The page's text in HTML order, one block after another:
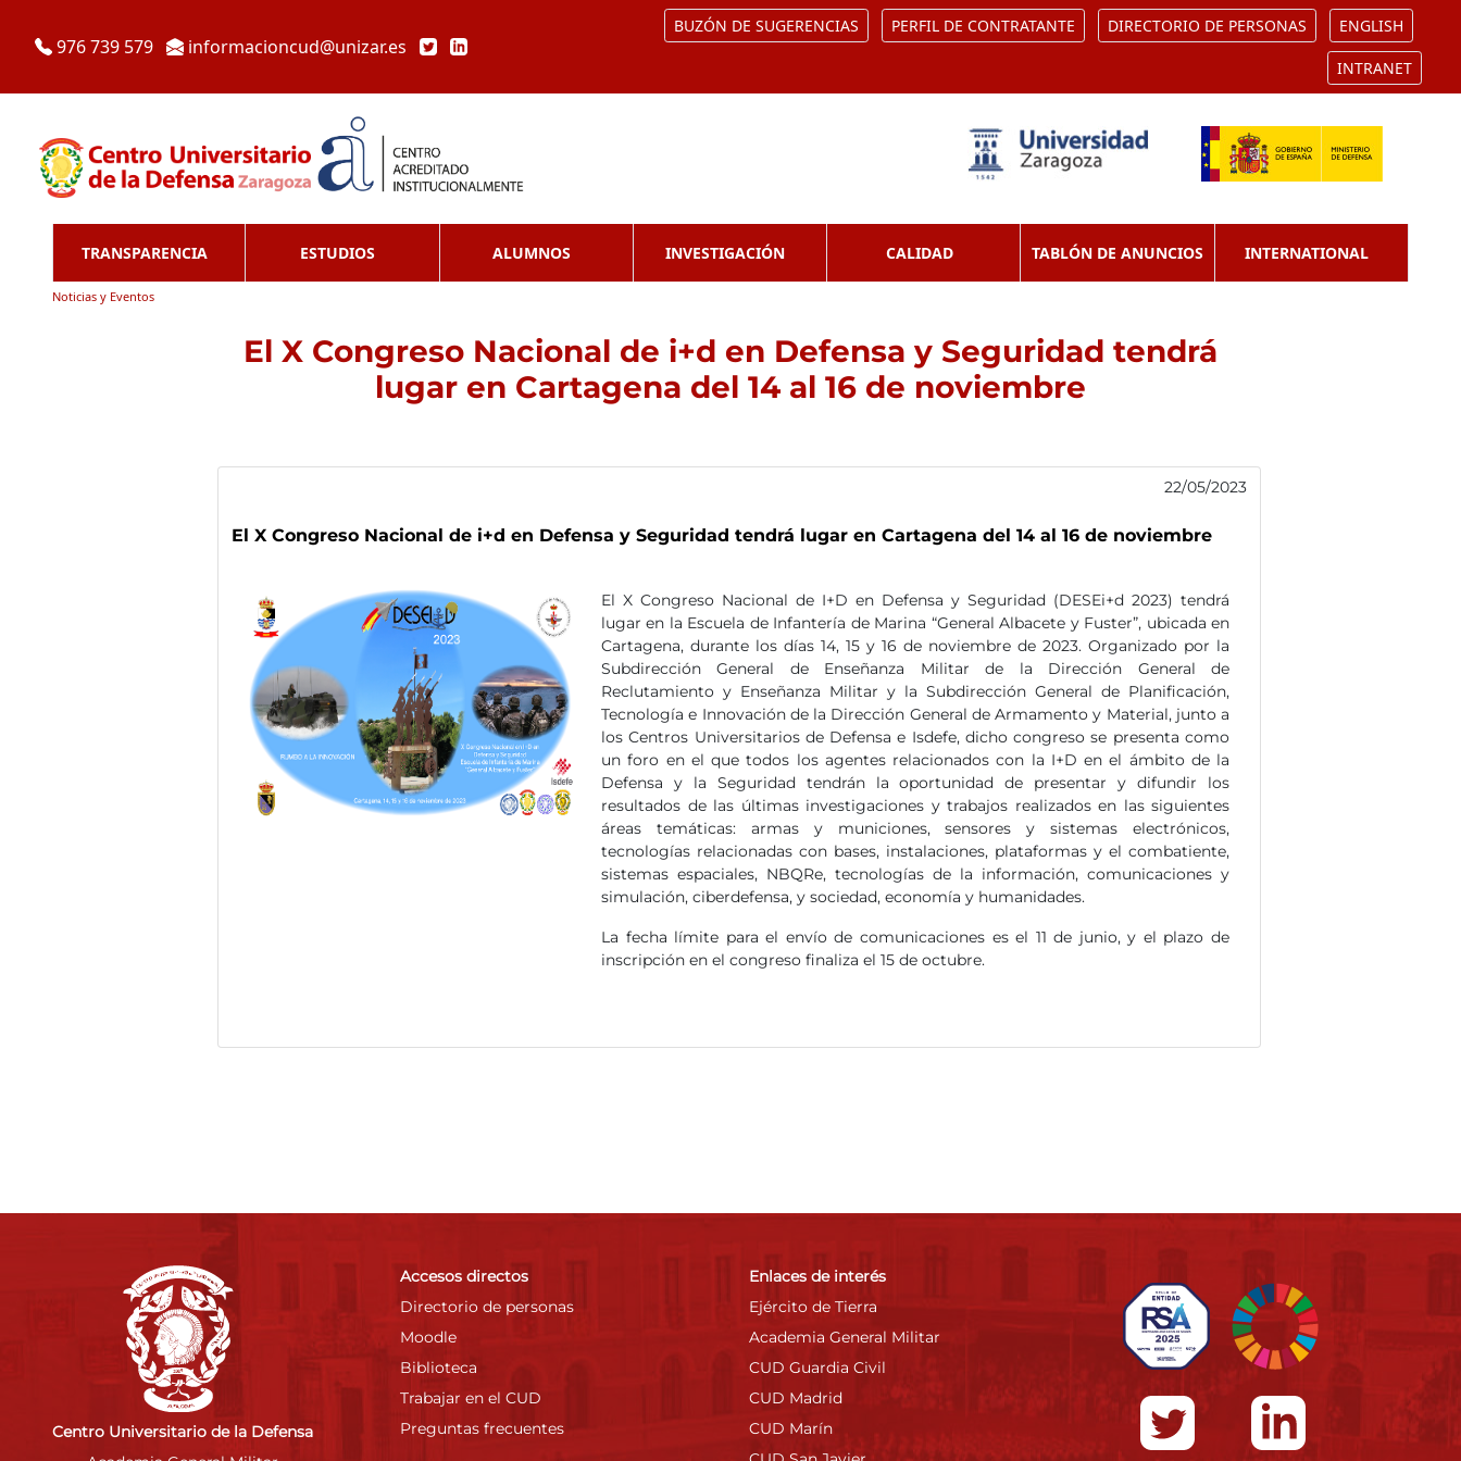
976 739 579 informacioncud@unizar.es
BUZÓN DE SUGERENCIAS PERFIL DE CONTRATANTE DIRECTORIO DE PERSONAS ENGLISH
INTRANET
TRANSPARENCIA ESTUDIOS ALUMNOS INVESTIGACIÓN CALIDAD TABLÓN DE ANUNCIOS INTERNATIONAL
Noticias y Eventos
El X Congreso Nacional de i+d en Defensa y Seguridad tendrá
lugar en Cartagena del 14 al 16 de noviembre
22/05/2023
El X Congreso Nacional de i+d en Defensa y Seguridad tendrá lugar en Cartagena del 14 al 16 de noviembre
El X Congreso Nacional de I+D en Defensa y Seguridad (DESEi+d 2023) tendrá
lugar en la Escuela de Infantería de Marina “General Albacete y Fuster”, ubicada en
Cartagena, durante los días 14, 15 y 16 de noviembre de 2023. Organizado por la
Subdirección General de Enseñanza Militar de la Dirección General de
Reclutamiento y Enseñanza Militar y la Subdirección General de Planificación,
Tecnología e Innovación de la Dirección General de Armamento y Material, junto a
los Centros Universitarios de Defensa e Isdefe, dicho congreso se presenta como
un foro en el que todos los agentes relacionados con la I+D en el ámbito de la
Defensa y la Seguridad tendrán la oportunidad de presentar y difundir los
resultados de las últimas investigaciones y trabajos realizados en las siguientes
áreas temáticas: armas y municiones, sensores y sistemas electrónicos,
tecnologías relacionadas con bases, instalaciones, plataformas y el combatiente,
sistemas espaciales, NBQRe, tecnologías de la información, comunicaciones y
simulación, ciberdefensa, y sociedad, economía y humanidades.
La fecha límite para el envío de comunicaciones es el 11 de junio, y el plazo de
inscripción en el congreso finaliza el 15 de octubre.
Centro Universitario de la Defensa
Accesos directos
Directorio de personas
Moodle
Biblioteca
Trabajar en el CUD
Preguntas frecuentes
Enlaces de interés
Ejército de Tierra
Academia General Militar
CUD Guardia Civil
CUD Madrid
CUD Marín